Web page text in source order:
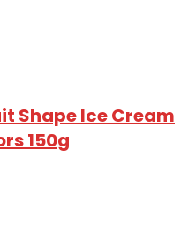
Shape Ice Cream
150g